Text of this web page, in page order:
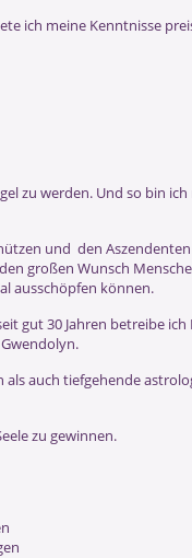
ich meine Kenntnisse
zu werden. Und so bin
und den
großen Wunsch
ausschöpfen können.
gut 30 Jahren betreibe
auch tiefgehende
zu gewinnen.